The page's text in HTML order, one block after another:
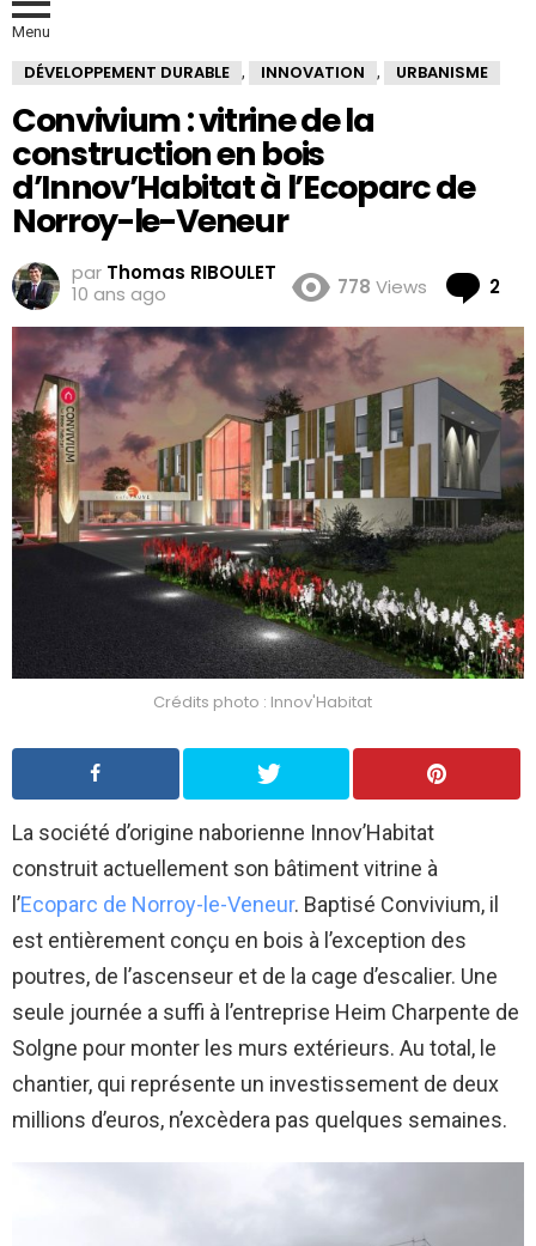
Menu
DÉVELOPPEMENT DURABLE , INNOVATION , URBANISME
Convivium : vitrine de la
construction en bois
d’Innov’Habitat à l’Ecoparc de
Norroy-le-Veneur
par Thomas RIBOULET
10 ans ago
778 Views 2
Crédits photo : Innov'Habitat
La société d’origine naborienne Innov’Habitat
construit actuellement son bâtiment vitrine à
l’Ecoparc de Norroy-le-Veneur. Baptisé Convivium, il
est entièrement conçu en bois à l’exception des
poutres, de l’ascenseur et de la cage d’escalier. Une
seule journée a suffi à l’entreprise Heim Charpente de
Solgne pour monter les murs extérieurs. Au total, le
chantier, qui représente un investissement de deux
millions d’euros, n’excèdera pas quelques semaines.